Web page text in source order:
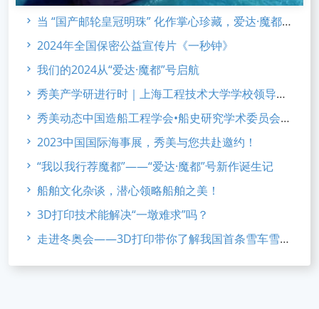
当 “国产邮轮皇冠明珠” 化作掌心珍藏，爱达·魔都 合金系列 新品发布
2024年全国保密公益宣传片《一秒钟》
我们的2024从“爱达·魔都”号启航
秀美产学研进行时｜上海工程技术大学学校领导访企考察
秀美动态中国造船工程学会•船史研究学术委员会2023年会
2023中国国际海事展，秀美与您共赴邀约！
“我以我行荐魔都”——“爱达·魔都”号新作诞生记
船舶文化杂谈，潜心领略船舶之美！
3D打印技术能解决“一墩难求”吗？
走进冬奥会——3D打印带你了解我国首条雪车雪橇赛道